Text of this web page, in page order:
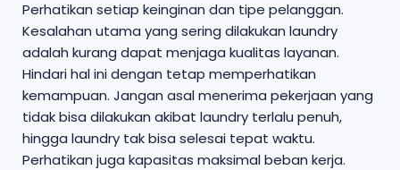
Perhatikan setiap keinginan dan tipe pelanggan.
Kesalahan utama yang sering dilakukan laundry
adalah kurang dapat menjaga kualitas layanan.
Hindari hal ini dengan tetap memperhatikan
kemampuan. Jangan asal menerima pekerjaan yang
tidak bisa dilakukan akibat laundry terlalu penuh,
hingga laundry tak bisa selesai tepat waktu.
Perhatikan juga kapasitas maksimal beban kerja.